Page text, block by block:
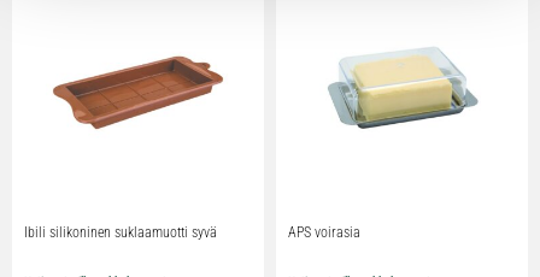
Ibili silikoninen suklaamuotti syvä APS voirasia